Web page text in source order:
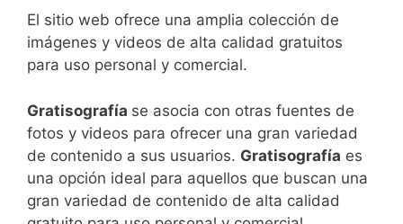
El sitio web ofrece una amplia colección de
imágenes y videos de alta calidad gratuitos
para uso personal y comercial.
Gratisografía se asocia con otras fuentes de
fotos y videos para ofrecer una gran variedad
de contenido a sus usuarios. Gratisografía es
una opción ideal para aquellos que buscan una
gran variedad de contenido de alta calidad